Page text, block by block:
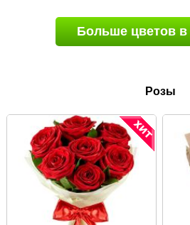
Больше цветов в
Розы